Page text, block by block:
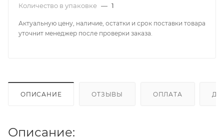
Количество в упаковке — 1
Актуальную цену, наличие, остатки и срок поставки товара
уточнит менеджер после проверки заказа.
ОПИСАНИЕ ОТЗЫВЫ ОПЛАТА
Описание: